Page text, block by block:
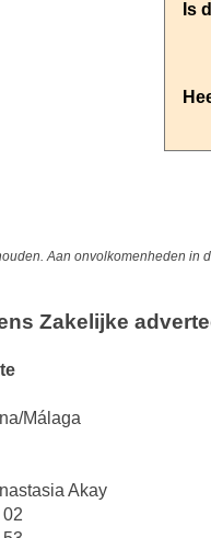
Aan onvolkomenheden in
Zakelijke
Málaga
Akay